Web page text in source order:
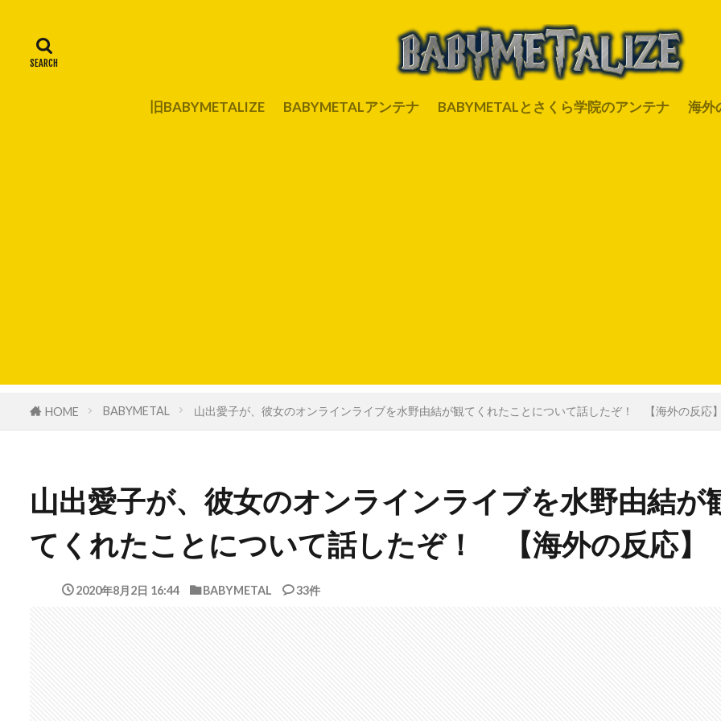
旧BABYMETALIZE BABYMETALアンテナ BABYMETALとさくら学院のアンテナ 海外
HOME BABYMETAL 山出愛子が、彼女のオンラインライブを水野由結が観てくれたことについて話したぞ！ 【海外の反応
山出愛子が、彼女のオンラインライブを水野由結が
てくれたことについて話したぞ！ 【海外の反応】
2020年8月2日 16:44 BABYMETAL 33件